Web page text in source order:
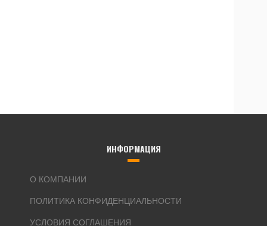
ИНФОРМАЦИЯ
О КОМПАНИИ
ПОЛИТИКА КОНФИДЕНЦИАЛЬНОСТИ
УСЛОВИЯ СОГЛАШЕНИЯ